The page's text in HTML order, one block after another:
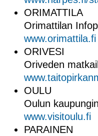
ORIMATTILA
Orimattilan
www.orimattila.fi
ORIVESI
Oriveden
OULU
Oulun
www.visitoulu.fi
PARAINEN